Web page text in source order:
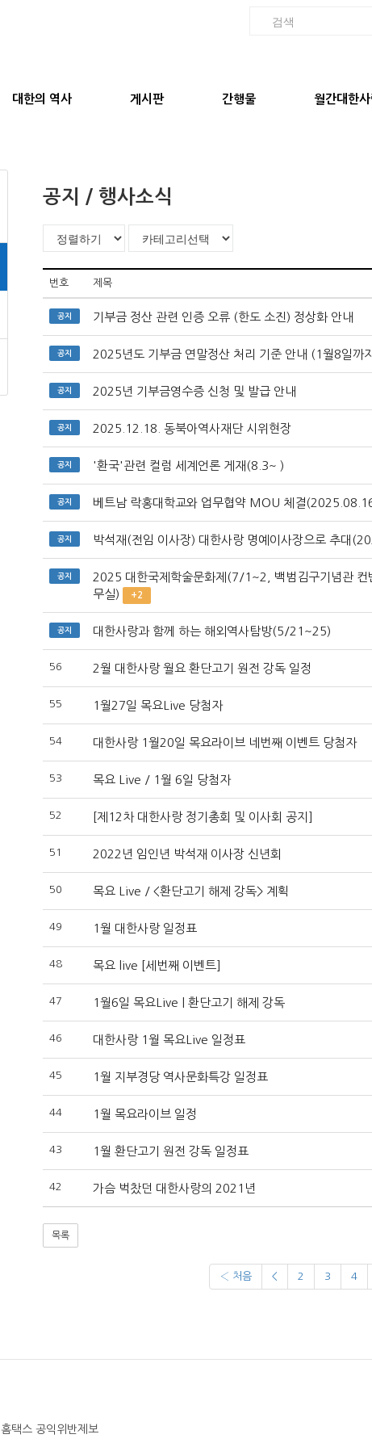
대한의 역사 게시판 간행물 월간대한
공지 / 행사소식
번호 제목
공지 기부금 정산 관련 인증 오류 (한도 소진) 정상화 안내
공지 2025년도 기부금 연말정산 처리 기준 안내 (1월8일까
공지 2025년 기부금영수증 신청 및 발급 안내
공지 2025.12.18. 동북아역사재단 시위현장
공지 '환국'관련 컬럼 세계언론 게재(8.3~ )
공지 베트남 락홍대학교와 업무협약 MOU 체결
공지 박석재(전임 이사장) 대한사랑 명예이사장으로 추대
공지
2025 대한국제학술문화제(7/1~2, 백범김구기념관 컨
무실)
+2
공지 대한사랑과 함께 하는 해외역사탐방(5/21~25)
56 2월 대한사랑 월요 환단고기 원전 강독 일정
55 1월27일 목요Live 당첨자
54 대한사랑 1월20일 목요라이브 네번째 이벤트 당첨자
53 목요 Live / 1월 6일 당첨자
52 [제12차 대한사랑 정기총회 및 이사회 공지]
51 2022년 임인년 박석재 이사장 신년회
50 목요 Live / <환단고기 해제 강독> 계획
49 1월 대한사랑 일정표
48 목요 live [세번째 이벤트]
47 1월6일 목요Live | 환단고기 해제 강독
46 대한사랑 1월 목요Live 일정표
45 1월 지부경당 역사문화특강 일정표
44 1월 목요라이브 일정
43 1월 환단고기 원전 강독 일정표
42 가슴 벅찼던 대한사랑의 2021년
목록
‹ 처음 < 2 3 4
홈택스 공익위반제보